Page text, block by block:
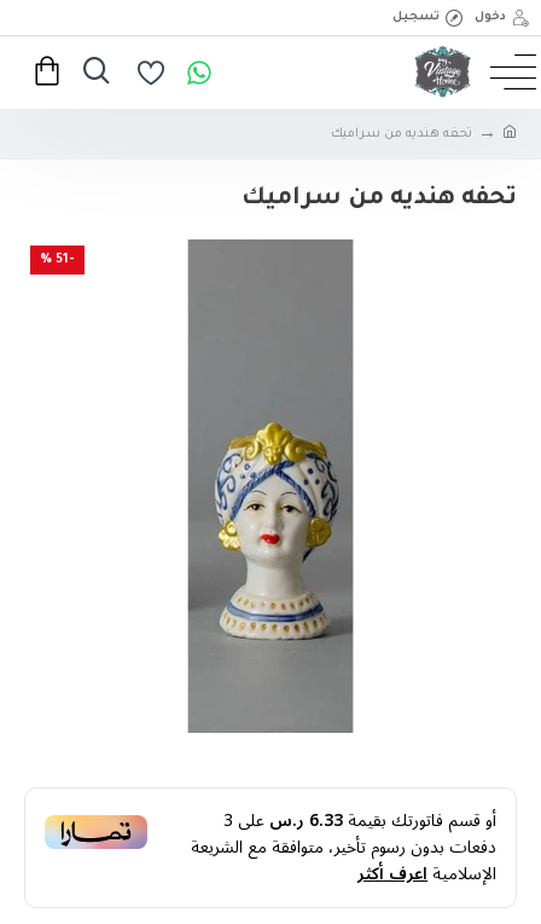
دخول تسجيل
تحفه هنديه من سراميك
تحفه هنديه من سراميك
-51 %
أو قسم فاتورتك بقيمة6.33 ر.س على3
دفعات بدون رسوم تأخير، متوافقة مع الشريعة
الإسلاميةاعرف أكثر